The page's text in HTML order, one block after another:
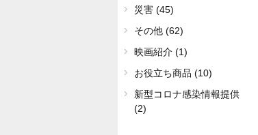
災害 (45)
その他 (62)
映画紹介 (1)
お役立ち商品 (10)
新型コロナ感染情報提供
(2)